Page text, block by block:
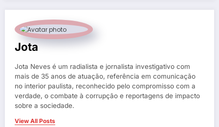
Jota
Jota Neves é um radialista e jornalista investigativo com
mais de 35 anos de atuação, referência em comunicação
no interior paulista, reconhecido pelo compromisso com a
verdade, o combate à corrupção e reportagens de impacto
sobre a sociedade.
View All Posts